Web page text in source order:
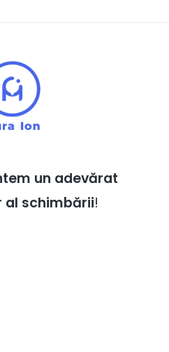
un adevărat
schimbării!